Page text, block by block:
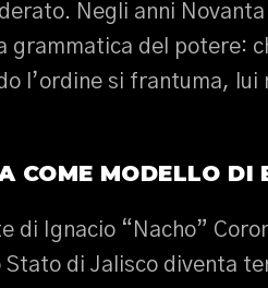
Negli anni
grammatica del potere:
l’ordine si frantuma,
COME MODELLO DI
di Ignacio “Nacho”
Stato di Jalisco diventa